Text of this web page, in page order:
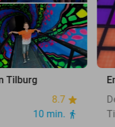
Tilburg
8.7
10 min.